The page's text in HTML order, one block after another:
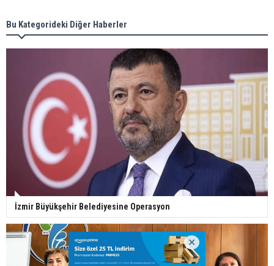
Bu Kategorideki Diğer Haberler
İzmir Büyükşehir Belediyesine Operasyon